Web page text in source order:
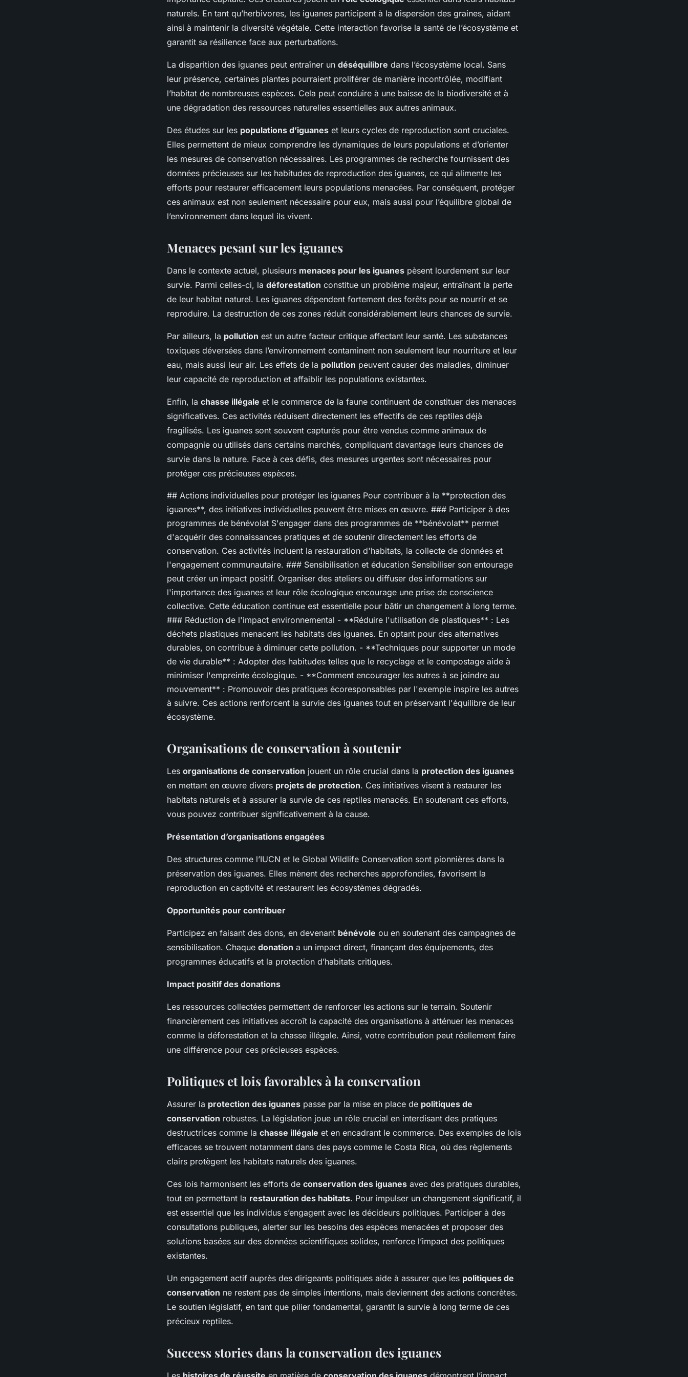
naturels. En tant qu’herbivores, les iguanes participent à la dispersion des graines, aidant
ainsi à maintenir la diversité végétale. Cette interaction favorise la santé de l’écosystème et
garantit sa résilience face aux perturbations.
La disparition des iguanes peut entraîner un déséquilibre dans l’écosystème local. Sans
leur présence, certaines plantes pourraient proliférer de manière incontrôlée, modifiant
l’habitat de nombreuses espèces. Cela peut conduire à une baisse de la biodiversité et à
une dégradation des ressources naturelles essentielles aux autres animaux.
Des études sur les populations d’iguanes et leurs cycles de reproduction sont cruciales.
Elles permettent de mieux comprendre les dynamiques de leurs populations et d’orienter
les mesures de conservation nécessaires. Les programmes de recherche fournissent des
données précieuses sur les habitudes de reproduction des iguanes, ce qui alimente les
efforts pour restaurer efficacement leurs populations menacées. Par conséquent, protéger
ces animaux est non seulement nécessaire pour eux, mais aussi pour l’équilibre global de
l’environnement dans lequel ils vivent.
Menaces pesant sur les iguanes
Dans le contexte actuel, plusieurs menaces pour les iguanes pèsent lourdement sur leur
survie. Parmi celles-ci, la déforestation constitue un problème majeur, entraînant la perte
de leur habitat naturel. Les iguanes dépendent fortement des forêts pour se nourrir et se
reproduire. La destruction de ces zones réduit considérablement leurs chances de survie.
Par ailleurs, la pollution est un autre facteur critique affectant leur santé. Les substances
toxiques déversées dans l’environnement contaminent non seulement leur nourriture et leur
eau, mais aussi leur air. Les effets de la pollution peuvent causer des maladies, diminuer
leur capacité de reproduction et affaiblir les populations existantes.
Enfin, la chasse illégale et le commerce de la faune continuent de constituer des menaces
significatives. Ces activités réduisent directement les effectifs de ces reptiles déjà
fragilisés. Les iguanes sont souvent capturés pour être vendus comme animaux de
compagnie ou utilisés dans certains marchés, compliquant davantage leurs chances de
survie dans la nature. Face à ces défis, des mesures urgentes sont nécessaires pour
protéger ces précieuses espèces.
## Actions individuelles pour protéger les iguanes Pour contribuer à la **protection des
iguanes**, des initiatives individuelles peuvent être mises en œuvre. ### Participer à des
programmes de bénévolat S'engager dans des programmes de **bénévolat** permet
d'acquérir des connaissances pratiques et de soutenir directement les efforts de
conservation. Ces activités incluent la restauration d'habitats, la collecte de données et
l'engagement communautaire. ### Sensibilisation et éducation Sensibiliser son entourage
peut créer un impact positif. Organiser des ateliers ou diffuser des informations sur
l'importance des iguanes et leur rôle écologique encourage une prise de conscience
collective. Cette éducation continue est essentielle pour bâtir un changement à long terme.
### Réduction de l'impact environnemental - **Réduire l'utilisation de plastiques** : Les
déchets plastiques menacent les habitats des iguanes. En optant pour des alternatives
durables, on contribue à diminuer cette pollution. - **Techniques pour supporter un mode
de vie durable** : Adopter des habitudes telles que le recyclage et le compostage aide à
minimiser l'empreinte écologique. - **Comment encourager les autres à se joindre au
mouvement** : Promouvoir des pratiques écoresponsables par l'exemple inspire les autres
à suivre. Ces actions renforcent la survie des iguanes tout en préservant l'équilibre de leur
écosystème.
Organisations de conservation à soutenir
Les organisations de conservation jouent un rôle crucial dans la protection des iguanes
en mettant en œuvre divers projets de protection. Ces initiatives visent à restaurer les
habitats naturels et à assurer la survie de ces reptiles menacés. En soutenant ces efforts,
vous pouvez contribuer significativement à la cause.
Présentation d’organisations engagées
Des structures comme l’IUCN et le Global Wildlife Conservation sont pionnières dans la
préservation des iguanes. Elles mènent des recherches approfondies, favorisent la
reproduction en captivité et restaurent les écosystèmes dégradés.
Opportunités pour contribuer
Participez en faisant des dons, en devenant bénévole ou en soutenant des campagnes de
sensibilisation. Chaque donation a un impact direct, finançant des équipements, des
programmes éducatifs et la protection d’habitats critiques.
Impact positif des donations
Les ressources collectées permettent de renforcer les actions sur le terrain. Soutenir
financièrement ces initiatives accroît la capacité des organisations à atténuer les menaces
comme la déforestation et la chasse illégale. Ainsi, votre contribution peut réellement faire
une différence pour ces précieuses espèces.
Politiques et lois favorables à la conservation
Assurer la protection des iguanes passe par la mise en place de politiques de
conservation robustes. La législation joue un rôle crucial en interdisant des pratiques
destructrices comme la chasse illégale et en encadrant le commerce. Des exemples de lois
efficaces se trouvent notamment dans des pays comme le Costa Rica, où des règlements
clairs protègent les habitats naturels des iguanes.
Ces lois harmonisent les efforts de conservation des iguanes avec des pratiques durables,
tout en permettant la restauration des habitats. Pour impulser un changement significatif, il
est essentiel que les individus s’engagent avec les décideurs politiques. Participer à des
consultations publiques, alerter sur les besoins des espèces menacées et proposer des
solutions basées sur des données scientifiques solides, renforce l’impact des politiques
existantes.
Un engagement actif auprès des dirigeants politiques aide à assurer que les politiques de
conservation ne restent pas de simples intentions, mais deviennent des actions concrètes.
Le soutien législatif, en tant que pilier fondamental, garantit la survie à long terme de ces
précieux reptiles.
Success stories dans la conservation des iguanes